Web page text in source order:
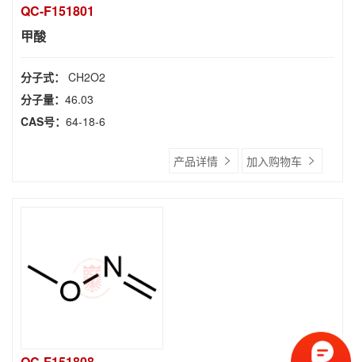
QC-F151801
甲酸
分子式： CH2O2
分子量： 46.03
CAS号： 64-18-6
产品详情 加入购物车